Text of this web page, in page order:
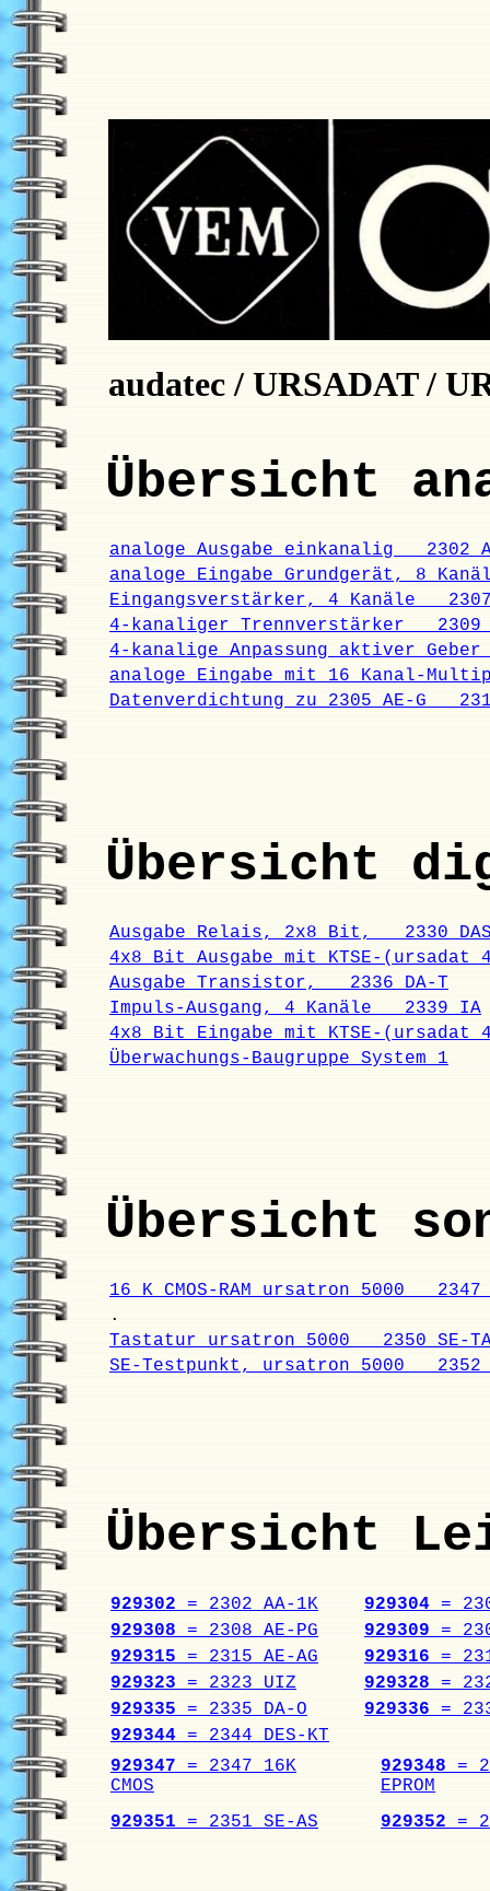
audatec / URSADAT /
Übersicht
analoge Ausgabe einkanalig 2302
analoge Eingabe Grundgerät, 8
Eingangsverstärker, 4 Kanäle 2307
4-kanaliger Trennverstärker 2309
4-kanalige Anpassung aktiver
analoge Eingabe mit 16 Kanal-
Datenverdichtung zu 2305 AE-G
Übersicht
Ausgabe Relais, 2x8 Bit, 2330
4x8 Bit Ausgabe mit KTSE-(ursadat
Ausgabe Transistor, 2336 DA-T
Impuls-Ausgang, 4 Kanäle 2339 IA
4x8 Bit Eingabe mit KTSE-(ursadat
Überwachungs-Baugruppe System 1
Übersicht
16 K CMOS-RAM ursatron 5000 2347
.
Tastatur ursatron 5000 2350 SE-
SE-Testpunkt, ursatron 5000 2352
Übersicht
929302 = 2302 AA-1K 929304 =
929308 = 2308 AE-PG 929309 =
929315 = 2315 AE-AG 929316 =
929323 = 2323 UIZ 929328 =
929335 = 2335 DA-O 929336 =
929344 = 2344 DES-KT
929347 = 2347 16K
CMOS
929348 =
EPROM
929351 = 2351 SE-AS 929352 =